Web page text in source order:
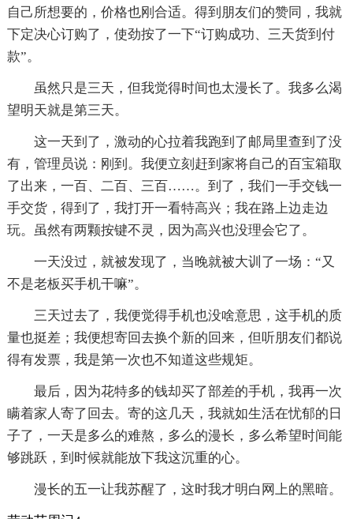
自己所想要的，价格也刚合适。得到朋友们的赞同，我就
下定决心订购了，使劲按了一下“订购成功、三天货到付
款”。
虽然只是三天，但我觉得时间也太漫长了。我多么渴
望明天就是第三天。
这一天到了，激动的心拉着我跑到了邮局里查到了没
有，管理员说：刚到。我便立刻赶到家将自己的百宝箱取
了出来，一百、二百、三百……。到了，我们一手交钱一
手交货，得到了，我打开一看特高兴；我在路上边走边
玩。虽然有两颗按键不灵，因为高兴也没理会它了。
一天没过，就被发现了，当晚就被大训了一场：“又
不是老板买手机干嘛”。
三天过去了，我便觉得手机也没啥意思，这手机的质
量也挺差；我便想寄回去换个新的回来，但听朋友们都说
得有发票，我是第一次也不知道这些规矩。
最后，因为花特多的钱却买了部差的手机，我再一次
瞒着家人寄了回去。寄的这几天，我就如生活在忧郁的日
子了，一天是多么的难熬，多么的漫长，多么希望时间能
够跳跃，到时候就能放下我这沉重的心。
漫长的五一让我苏醒了，这时我才明白网上的黑暗。